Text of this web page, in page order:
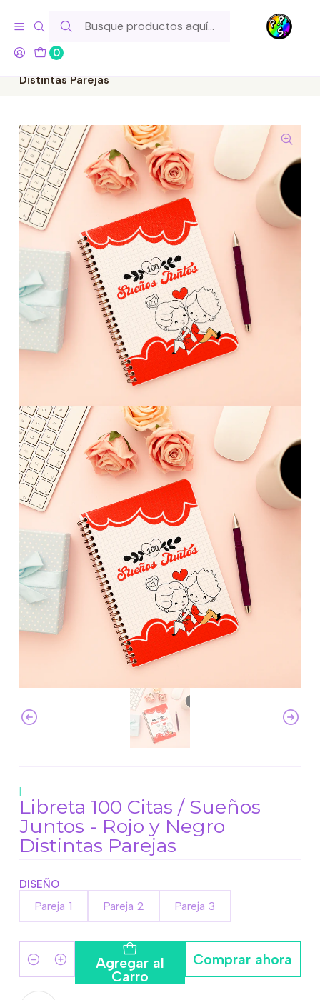
0
Hola! Si tu pedido incluye productos de fabricación propia,
ten en cuenta este tiempo para el despacho
Inicio Lo Hacemos Nosotros
Distintas Parejas
|
Libreta 100 Citas / Sueños
Juntos - Rojo y Negro
Distintas Parejas
DISEÑO
Pareja 1 Pareja 2 Pareja 3
Cantidad Agregar al
Carro
Comprar ahora